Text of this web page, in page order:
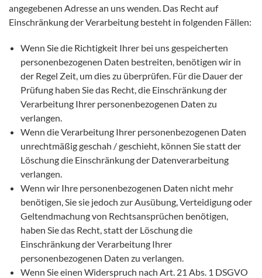
angegebenen Adresse an uns wenden. Das Recht auf
Einschränkung der Verarbeitung besteht in folgenden Fällen:
Wenn Sie die Richtigkeit Ihrer bei uns gespeicherten
personenbezogenen Daten bestreiten, benötigen wir in
der Regel Zeit, um dies zu überprüfen. Für die Dauer der
Prüfung haben Sie das Recht, die Einschränkung der
Verarbeitung Ihrer personenbezogenen Daten zu
verlangen.
Wenn die Verarbeitung Ihrer personenbezogenen Daten
unrechtmäßig geschah / geschieht, können Sie statt der
Löschung die Einschränkung der Datenverarbeitung
verlangen.
Wenn wir Ihre personenbezogenen Daten nicht mehr
benötigen, Sie sie jedoch zur Ausübung, Verteidigung oder
Geltendmachung von Rechtsansprüchen benötigen,
haben Sie das Recht, statt der Löschung die
Einschränkung der Verarbeitung Ihrer
personenbezogenen Daten zu verlangen.
Wenn Sie einen Widerspruch nach Art. 21 Abs. 1 DSGVO